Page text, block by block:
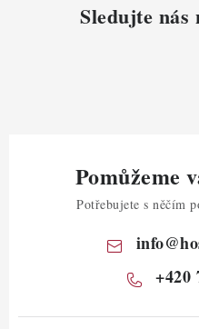
Sledujte
Pomůžeme
Potřebujete s něčím
info@
+420